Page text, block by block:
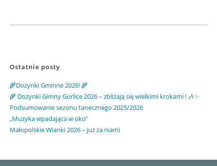
Ostatnie posty
🌾Dożynki Gminne 2026! 🌾
🌾 Dożynki Gimny Gorlice 2026 – zbliżają się wielkimi krokami ! 🎶✨
Podsumowanie sezonu tanecznego 2025/2026
„Muzyka wpadająca w oko”
Małopolskie Wianki 2026 – już za niami